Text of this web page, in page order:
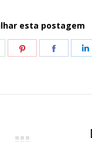
esta postagem
Share
Share